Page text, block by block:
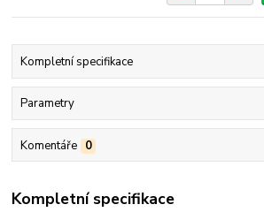
Kompletní specifikace
Parametry
Komentáře 0
Kompletní specifikace